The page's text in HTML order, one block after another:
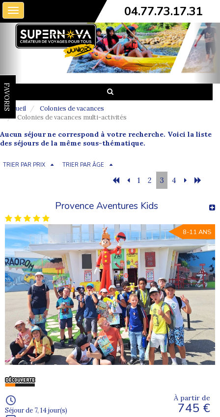
Toggle
navigation
04.77.73.17.31
FAVORIS
Accueil
Colonies de vacances
Colonies de vacances multi-activités
Aucun séjour ne correspond à votre recherche. Voici la liste
des séjours de la même sous-thématique.
TRIER PAR PRIX TRIER PAR ÂGE
1 2 3 4
Provence Aventures Kids
8-11 ANS
Séjour de 7, 14 jour(s)
À partir de
745 €